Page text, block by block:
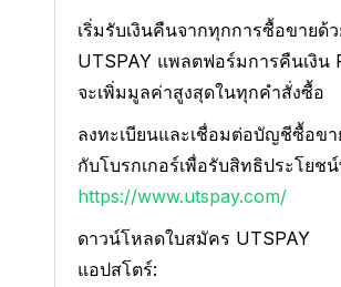
เริ่มรับเงินคืนจากทุกการซื้อขายด้ว
UTSPAY แพลตฟอร์มการคืนเงิน
จะเพิ่มมูลค่าสูงสุดในทุกคำสั่งซื้อ
ลงทะเบียนและเชื่อมต่อบัญชีซื้อข
กับโบรกเกอร์เพื่อรับสิทธิประโยช
https://www.utspay.com/
ดาวน์โหลดใบสมัคร UTSPAY
แอปสโตร์: